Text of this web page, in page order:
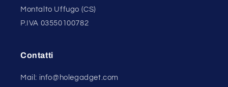
Montalto Uffugo (CS)
P.IVA 03550100782
Contatti
Mail: info@holegadget.com